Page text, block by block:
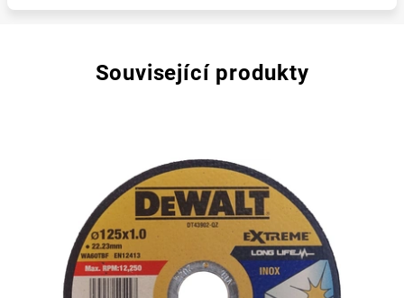
Související produkty